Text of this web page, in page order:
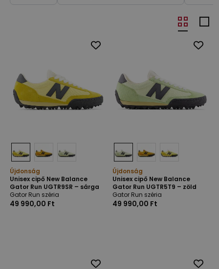
Újdonság
Unisex cipő New Balance
Gator Run UGTR9SR – sárga
Gator Run széria
49 990,00 Ft
Újdonság
Unisex cipő New Balance
Gator Run UGTR5T9 – zöld
Gator Run széria
49 990,00 Ft